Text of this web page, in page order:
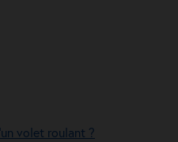
volet roulant ?